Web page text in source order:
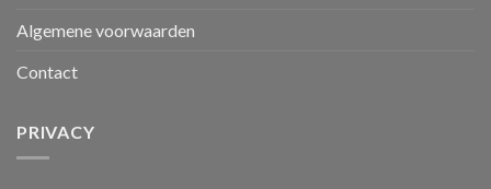
Algemene voorwaarden
Contact
PRIVACY